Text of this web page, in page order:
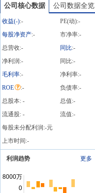
笔
公司核心数据 公司数据全览
收益(-):- PE(动):-
每股净资产:- 市净率:-
总营收:- 同比:-
净利润:- 同比:-
毛利率:- 净利率:-
ROE
:- 负债率:-
总股本: - 总值:-
流通股: - 流值:-
每股未分配利润:-元
上市时间:-
利润趋势 更多